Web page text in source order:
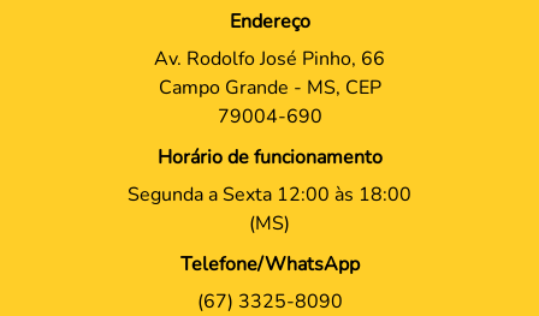
Endereço
Av. Rodolfo José Pinho, 66
Campo Grande - MS, CEP
79004-690
Horário de funcionamento
Segunda a Sexta 12:00 às 18:00
(MS)
Telefone/WhatsApp
(67) 3325-8090